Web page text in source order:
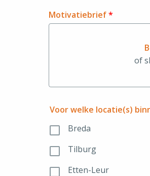
Motivatiebrief*
of
Voor welke locatie(s)
Breda
Tilburg
Etten-Leur